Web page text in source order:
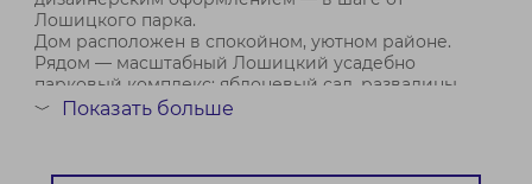
Лошицкого парка.
Дом расположен в спокойном, уютном районе.
Рядом — масштабный Лошицкий усадебно
парковый комплекс: яблоневый сад, развалины
часовни, пейзажный амфитеатр, спортивная
﹀ Показать больше